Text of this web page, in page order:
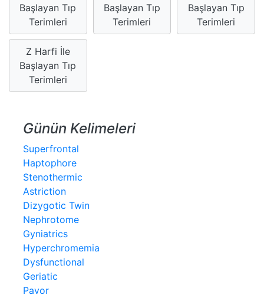
Başlayan Tıp
Terimleri
Başlayan Tıp
Terimleri
Başlayan Tıp
Terimleri
Z Harfi İle
Başlayan Tıp
Terimleri
Günün Kelimeleri
Superfrontal
Haptophore
Stenothermic
Astriction
Dizygotic Twin
Nephrotome
Gyniatrics
Hyperchromemia
Dysfunctional
Geriatic
Pavor